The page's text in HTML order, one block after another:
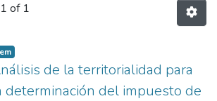
of 1
de la territorialidad para
determinación del impuesto de